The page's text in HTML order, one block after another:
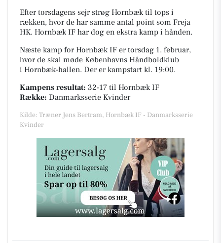
Efter torsdagens sejr strøg Hornbæk til tops i
rækken, hvor de har samme antal point som Freja
HK. Hornbæk IF har dog en ekstra kamp i hånden.
Næste kamp for Hornbæk IF er torsdag 1. februar,
hvor de skal møde Københavns Håndboldklub
i Hornbæk-hallen. Der er kampstart kl. 19:00.
Kampens resultat: 32-17 til Hornbæk IF
Række: Danmarksserie Kvinder
Kilde: Træner Jens Bertram, Hornbæk IF - Danmarksserie
Kvinder